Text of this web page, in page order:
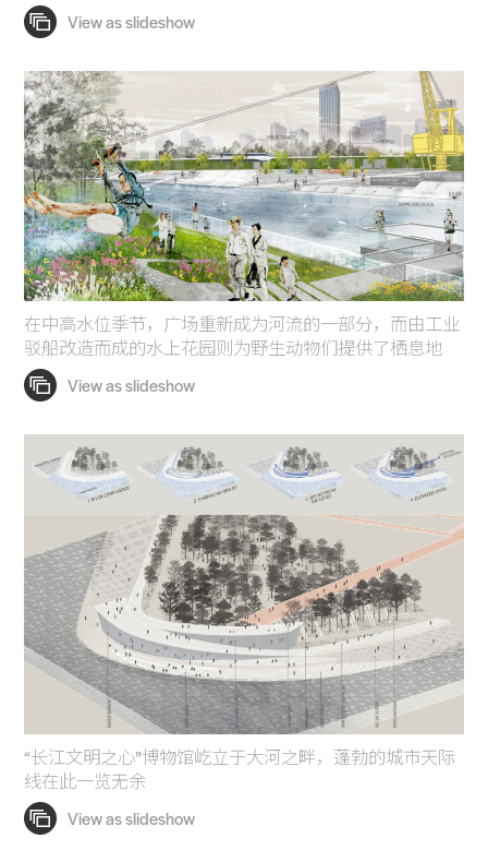
在中高水位季节，广场重新成为河流的一部分，而由工业
驳船改造而成的水上花园则为野生动物们提供了栖息地
“长江文明之心”博物馆屹立于大河之畔，蓬勃的城市天际
线在此一览无余